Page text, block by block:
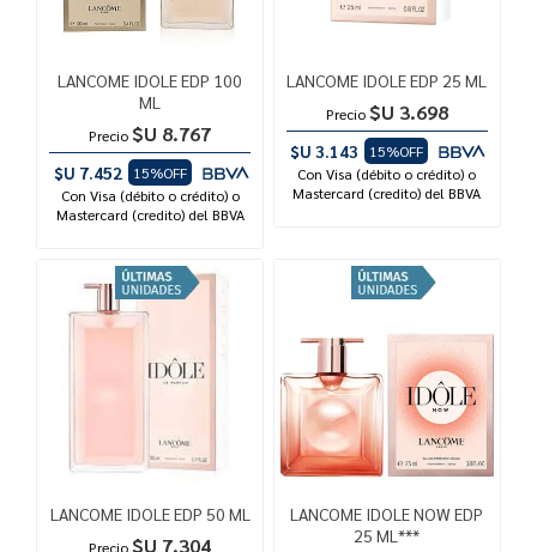
LANCOME IDOLE EDP 100
ML
Precio $U 8.767
$U 7.452
15%OFF
Con Visa (débito o crédito) o
Mastercard (credito) del BBVA
LANCOME IDOLE EDP 25 ML
Precio $U 3.698
$U 3.143
15%OFF
Con Visa (débito o crédito) o
Mastercard (credito) del BBVA
LANCOME IDOLE EDP 50 ML
Precio $U 7.304
LANCOME IDOLE NOW EDP
25 ML***